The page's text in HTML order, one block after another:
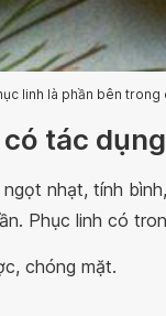
linh là phần bên
tác
nhạt, tính
Phục linh có
chóng mặt.